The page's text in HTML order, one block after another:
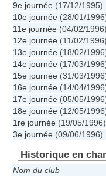
9e journée (17/12/
10e journée (28/01/
11e journée (04/02/
12e journée (11/02/
13e journée (18/02/
14e journée (17/03/
15e journée (31/03/
16e journée (14/04/
17e journée (05/05/
18e journée (12/05/
1re journée (19/05/
3e journée (09/06/
Historique en
Nom du club